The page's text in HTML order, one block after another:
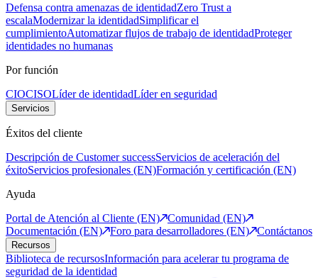
Defensa contra amenazas de identidadZero Trust a
escalaModernizar la identidadSimplificar el
cumplimientoAutomatizar flujos de trabajo de identidadProteger
identidades no humanas
Por función
CIOCISOLíder de identidadLíder en seguridad
Servicios
Éxitos del cliente
Descripción de Customer successServicios de aceleración del
éxitoServicios profesionales (EN)Formación y certificación (EN)
Ayuda
Portal de Atención al Cliente (EN)
Comunidad (EN)
Documentación (EN)
Foro para desarrolladores (EN) Contáctanos
Recursos
Biblioteca de recursosInformación para acelerar tu programa de
seguridad de la identidad